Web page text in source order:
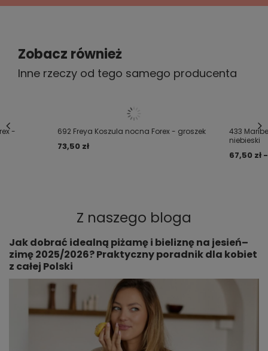
2021-11-25
Martyna, Kraków
Czy opinia była pomocna?
Bardzo dobra jakość polecam
Zobacz również
Inne rzeczy od tego samego producenta
- 692 Freya Koszula nocna Forex - groszek
73,50 zł
433
niebieski
67,50 zł
Z naszego bloga
Jak dobrać idealną piżamę i bieliznę na jesień–
zimę 2025/2026? Praktyczny poradnik dla kobiet
z całej Polski